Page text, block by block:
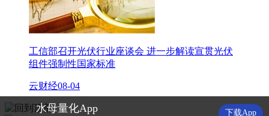
工信部召开光伏行业座谈会 进一步解读宣贯光伏
组件强制性国家标准
云财经08-04
水母量化App 下载App